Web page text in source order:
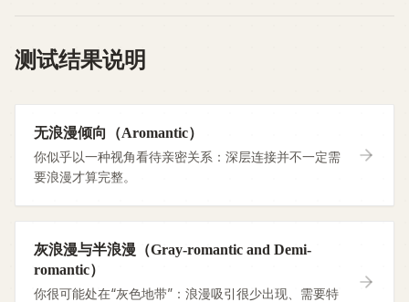
测试结果说明
无浪漫倾向（Aromantic）
你似乎以一种视角看待亲密关系：深层连接并不一定需
要浪漫才算完整。
灰浪漫与半浪漫（Gray-romantic and Demi-
romantic）
你很可能处在“灰色地带”：浪漫吸引很少出现、需要特